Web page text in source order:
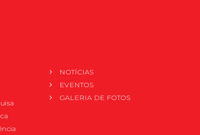
NOTÍCIAS
EVENTOS
GALERIA DE FOTOS